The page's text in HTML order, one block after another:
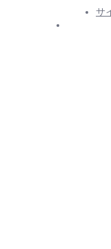
サ